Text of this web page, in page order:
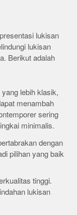
lukisan
lukisan
Berikut adalah
lebih klasik,
menambah
sering
minimalis.
dengan
pilihan yang baik
tinggi.
lukisan